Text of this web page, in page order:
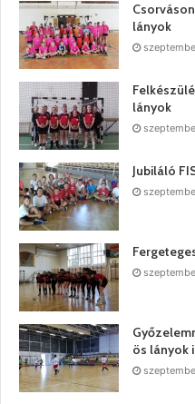
lányok
lányok
Jubiláló
ös lányok